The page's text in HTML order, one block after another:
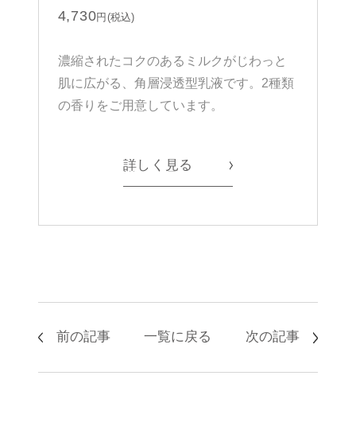
4,730円(税込)
濃縮されたコクのあるミルクがじわっと
肌に広がる、角層浸透型乳液です。2種類
の香りをご用意しています。
詳し く 見る
前の記事 一覧に戻る 次の記事